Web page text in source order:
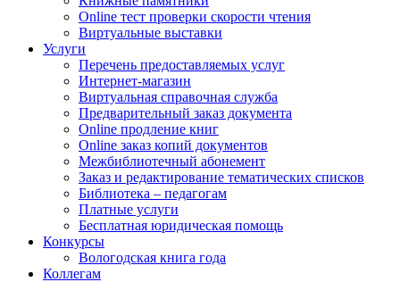
Online тест проверки скорости чтения
Виртуальные выставки
Услуги
Перечень предоставляемых услуг
Интернет-магазин
Виртуальная справочная служба
Предварительный заказ документа
Online продление книг
Online заказ копий документов
Межбиблиотечный абонемент
Заказ и редактирование тематических списков
Библиотека – педагогам
Платные услуги
Бесплатная юридическая помощь
Конкурсы
Вологодская книга года
Коллегам